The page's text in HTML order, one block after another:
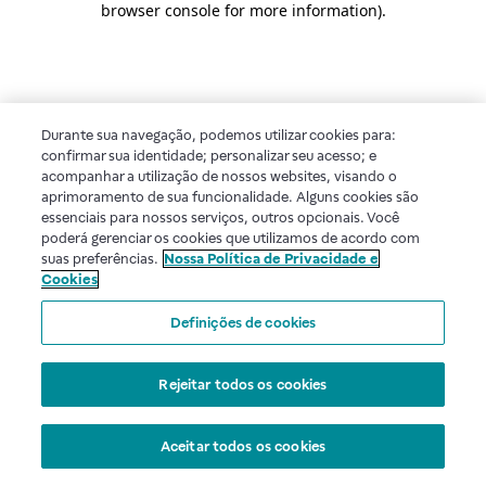
browser console for more information).
Durante sua navegação, podemos utilizar cookies para:
confirmar sua identidade; personalizar seu acesso; e
acompanhar a utilização de nossos websites, visando o
aprimoramento de sua funcionalidade. Alguns cookies são
essenciais para nossos serviços, outros opcionais. Você
poderá gerenciar os cookies que utilizamos de acordo com
suas preferências. Nossa Política de Privacidade e
Cookies
Definições de cookies
Rejeitar todos os cookies
Aceitar todos os cookies